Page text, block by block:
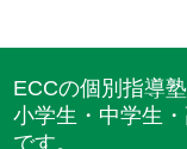
ECCの個別指導
小学生・中学生
です。